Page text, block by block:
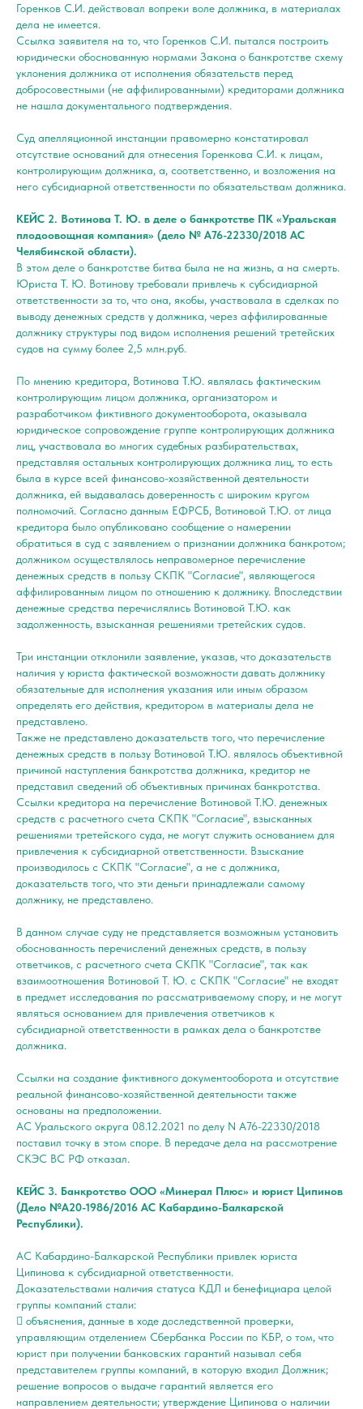
Горенков С.И. действовал вопреки воле должника, в материалах
дела не имеется.
Ссылка заявителя на то, что Горенков С.И. пытался построить
юридически обоснованную нормами Закона о банкротстве схему
уклонения должника от исполнения обязательств перед
добросовестными (не аффилированными) кредиторами должника
не нашла документального подтверждения.
Суд апелляционной инстанции правомерно констатировал
отсутствие оснований для отнесения Горенкова С.И. к лицам,
контролирующим должника, а, соответственно, и возложения на
него субсидиарной ответственности по обязательствам должника.
КЕЙС 2. Вотинова Т. Ю. в деле о банкротстве ПК «Уральская
плодоовощная компания» (дело № А76-22330/2018 АС
Челябинской области).
В этом деле о банкротстве битва была не на жизнь, а на смерть.
Юриста Т. Ю. Вотинову требовали привлечь к субсидиарной
ответственности за то, что она, якобы, участвовала в сделках по
выводу денежных средств у должника, через аффилированные
должнику структуры под видом исполнения решений третейских
судов на сумму более 2,5 млн.руб.
По мнению кредитора, Вотинова Т.Ю. являлась фактическим
контролирующим лицом должника, организатором и
разработчиком фиктивного документооборота, оказывала
юридическое сопровождение группе контролирующих должника
лиц, участвовала во многих судебных разбирательствах,
представляя остальных контролирующих должника лиц, то есть
была в курсе всей финансово-хозяйственной деятельности
должника, ей выдавалась доверенность с широким кругом
полномочий. Согласно данным ЕФРСБ, Вотиновой Т.Ю. от лица
кредитора было опубликовано сообщение о намерении
обратиться в суд с заявлением о признании должника банкротом;
должником осуществлялось неправомерное перечисление
денежных средств в пользу СКПК "Согласие", являющегося
аффилированным лицом по отношению к должнику. Впоследствии
денежные средства перечислялись Вотиновой Т.Ю. как
задолженность, взысканная решениями третейских судов.
Три инстанции отклонили заявление, указав, что доказательств
наличия у юриста фактической возможности давать должнику
обязательные для исполнения указания или иным образом
определять его действия, кредитором в материалы дела не
представлено.
Также не представлено доказательств того, что перечисление
денежных средств в пользу Вотиновой Т.Ю. являлось объективной
причиной наступления банкротства должника, кредитор не
представил сведений об объективных причинах банкротства.
Ссылки кредитора на перечисление Вотиновой Т.Ю. денежных
средств с расчетного счета СКПК "Согласие", взысканных
решениями третейского суда, не могут служить основанием для
привлечения к субсидиарной ответственности. Взыскание
производилось с СКПК "Согласие", а не с должника,
доказательств того, что эти деньги принадлежали самому
должнику, не представлено.
В данном случае суду не представляется возможным установить
обоснованность перечислений денежных средств, в пользу
ответчиков, с расчетного счета СКПК "Согласие", так как
взаимоотношения Вотиновой Т. Ю. с СКПК "Согласие" не входят
в предмет исследования по рассматриваемому спору, и не могут
являться основанием для привлечения ответчиков к
субсидиарной ответственности в рамках дела о банкротстве
должника.
Ссылки на создание фиктивного документооборота и отсутствие
реальной финансово-хозяйственной деятельности также
основаны на предположении.
АС Уральского округа 08.12.2021 по делу N А76-22330/2018
поставил точку в этом споре. В передаче дела на рассмотрение
СКЭС ВС РФ отказал.
КЕЙС 3. Банкротство ООО «Минерал Плюс» и юрист Ципинов
(Дело №А20-1986/2016 АС Кабардино-Балкарской
Республики).
АС Кабардино-Балкарской Республики привлек юриста
Ципинова к субсидиарной ответственности.
Доказательствами наличия статуса КДЛ и бенефициара целой
группы компаний стали:
 объяснения, данные в ходе доследственной проверки,
управляющим отделением Сбербанка России по КБР, о том, что
юрист при получении банковских гарантий называл себя
представителем группы компаний, в которую входил Должник;
решение вопросов о выдаче гарантий является его
направлением деятельности; утверждение Ципинова о наличии